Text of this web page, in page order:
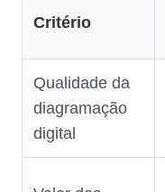
Critério
Qualidade da
diagramação
digital